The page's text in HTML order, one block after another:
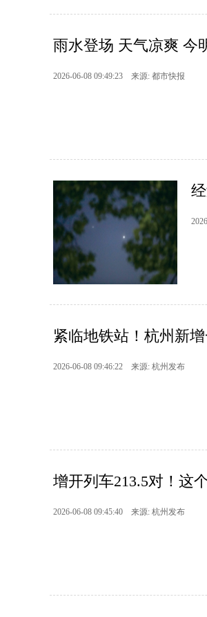
雨水登场 天气凉爽 今
2026-06-08 09:49:23 来源: 都市快报
紧临地铁站！杭州新
2026-06-08 09:46:22 来源: 杭州发布
增开列车213.5对！这
2026-06-08 09:45:40 来源: 杭州发布